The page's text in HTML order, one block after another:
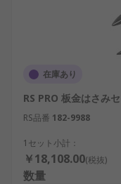
在庫あり
RS PRO 板金はさみ
RS品番 182-9988
1セット小計：
￥18,108.00(税抜)
数量